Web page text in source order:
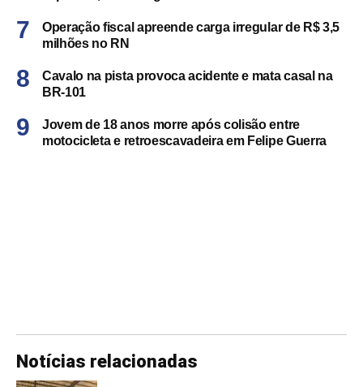
Operação fiscal apreende carga irregular de R$ 3,5
milhões no RN
Cavalo na pista provoca acidente e mata casal na
BR-101
Jovem de 18 anos morre após colisão entre
motocicleta e retroescavadeira em Felipe Guerra
Notícias relacionadas